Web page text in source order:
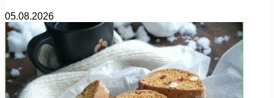
05.08.2026